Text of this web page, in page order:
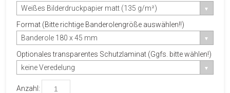
Weißes Bilderdruckpapier matt (135 g/m²)
Format (Bitte richtige Banderolengröße auswählen!!)
Banderole 180 x 45 mm
Optionales transparentes Schutzlaminat (Ggfs. bitte wählen!)
keine Veredelung
Anzahl: